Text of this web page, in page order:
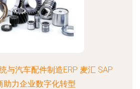
与汽车配件制造ERP 麦汇 SAP
助力企业数字化转型